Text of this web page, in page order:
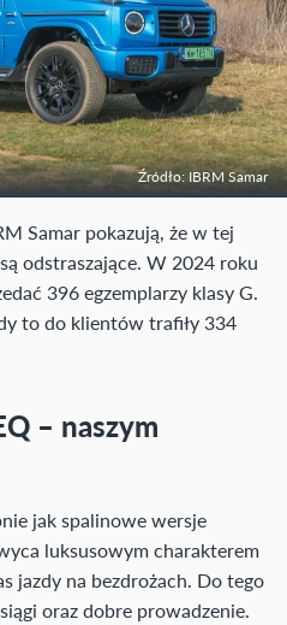
Źródło: IBRM Samar
Samar pokazują, że w tej
odstraszające. W 2024 roku
396 egzemplarzy klasy G.
to do klientów trafiły 334
– naszym
jak spalinowe wersje
luksusowym charakterem
jazdy na bezdrożach. Do tego
oraz dobre prowadzenie.